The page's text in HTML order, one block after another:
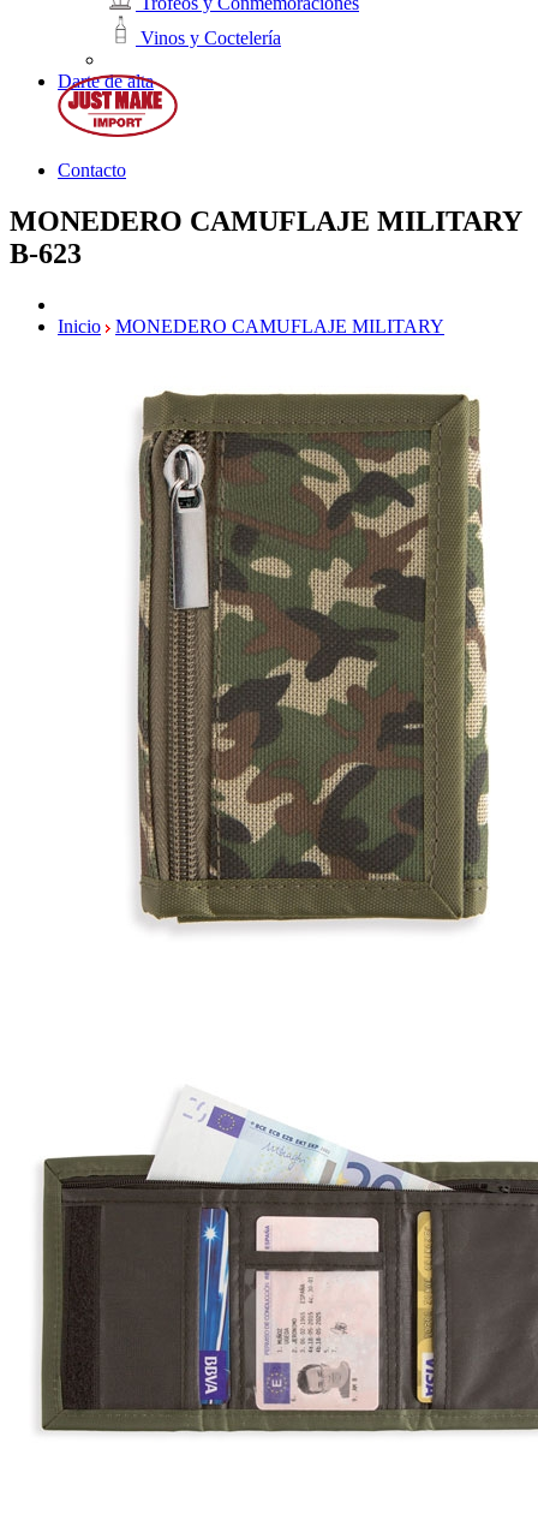
Vinos y Coctelería
Darte de alta
Contacto
MONEDERO CAMUFLAJE MILITARY
B-623
Inicio MONEDERO CAMUFLAJE MILITARY